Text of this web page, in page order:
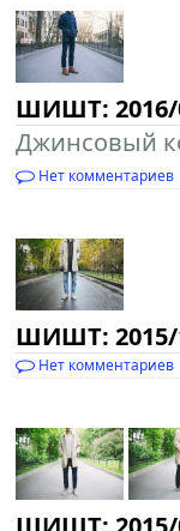
ШИШТ: 2016/
Джинсовый
Нет комментариев
ШИШТ: 2015/
Нет комментариев